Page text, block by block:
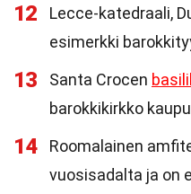
12
Lecce-katedraali,
esimerkki
13 Santa Crocen
barokkikirkko
14
Roomalainen
vuosisadalta ja on